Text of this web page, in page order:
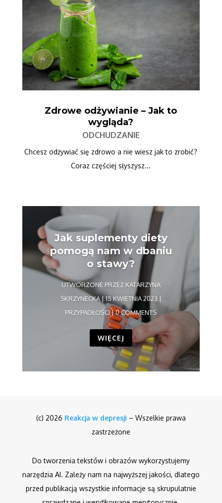
Zdrowe odżywianie – Jak to
wygląda?
ODCHUDZANIE
Chcesz odżywiać się zdrowo a nie wiesz jak to zrobić?
Coraz częściej słyszysz...
Jak suplementy diety
pomogą nam w dbaniu
o stawy?
UTWORZONE PRZEZ KATARZYNA
SKRZYNECKA|15 KWIETNIA 2023 |
PRZYPADŁOŚCI| 0 COMMENTS
WIĘCEJ
(c) 2026 Reakcja w depresji – Wszelkie prawa
zastrzeżone
Do tworzenia tekstów i obrazów wykorzystujemy
narzędzia AI. Zależy nam na najwyższej jakości, dlatego
przed publikacją wszystkie informacje są skrupulatnie